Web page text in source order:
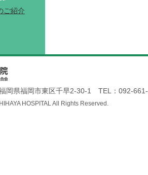
ご紹介
岡県福岡市東区千早2-30-1 TEL：092-
HOSPITAL All Rights Reserved.